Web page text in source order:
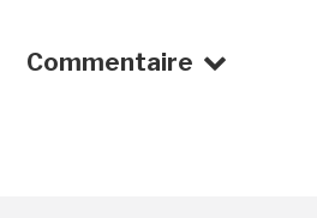
Commentaire